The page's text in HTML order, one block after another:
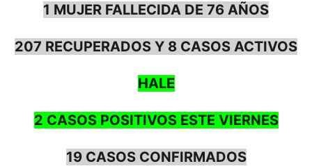
1 MUJER FALLECIDA DE 76 AÑOS
207 RECUPERADOS Y 8 CASOS ACTIVOS
HALE
2 CASOS POSITIVOS ESTE VIERNES
19 CASOS CONFIRMADOS